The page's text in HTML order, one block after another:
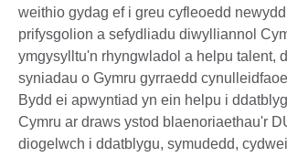
weithio gydag ef i greu cyfleoedd
prifysgolion a sefydliadu diwylliannol
ymgysylltu'n rhyngwladol a helpu talent,
syniadau o Gymru gyrraedd
Bydd ei apwyntiad yn ein helpu i
Cymru ar draws ystod blaenoriaethau'r
diogelwch i ddatblygu, symudedd,